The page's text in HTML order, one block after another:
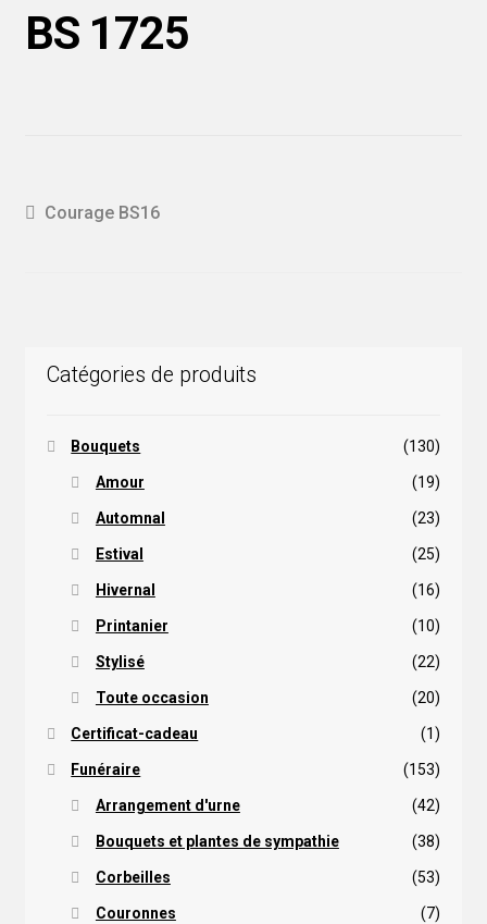
BS 1725
Navigation
Article
Courage BS16
Catégories de produits
Bouquets (130)
Amour (19)
Automnal (23)
Estival (25)
Hivernal (16)
Printanier (10)
Stylisé (22)
Toute occasion (20)
Certificat-cadeau (1)
Funéraire (153)
Arrangement d'urne (42)
Bouquets et plantes de sympathie (38)
Corbeilles (53)
Couronnes (7)